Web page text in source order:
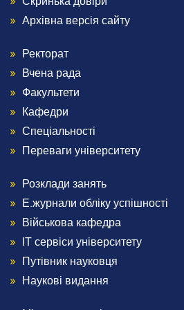
Архівна версія сайту
Menu
Footer
2
Ректорат
Вчена рада
Факультети
Кафедри
Спеціальності
Переваги університету
Menu
Footer
3
Розклади занять
Е.журнали обліку успішності
Військова кафедра
ІТ сервіси університету
Путівник науковця
Наукові видання